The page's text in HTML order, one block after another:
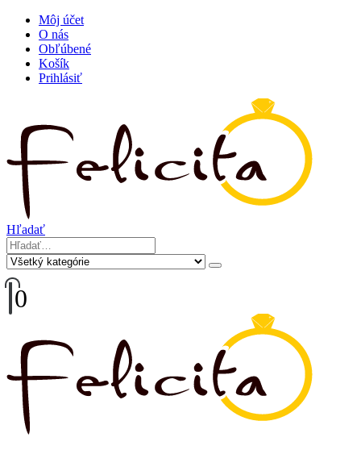
Môj účet
O nás
Obľúbené
Košík
Prihlásiť
Hľadať
0